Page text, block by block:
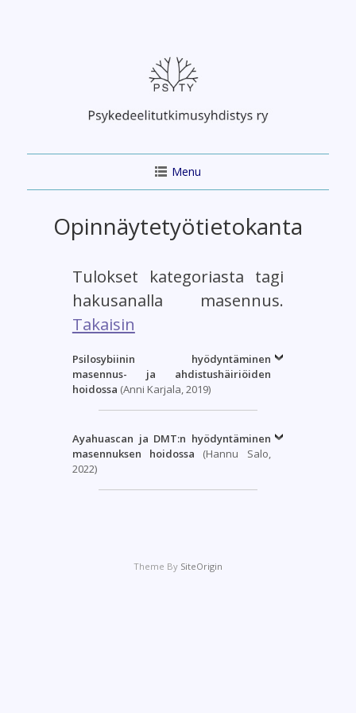
Menu
Opinnäytetyötietokanta
Tulokset kategoriasta tagi
hakusanalla masennus.
Takaisin
Psilosybiinin hyödyntäminen
masennus- ja ahdistushäiriöiden
hoidossa (Anni Karjala, 2019)
Ayahuascan ja DMT:n hyödyntäminen
masennuksen hoidossa (Hannu Salo,
2022)
Theme By SiteOrigin